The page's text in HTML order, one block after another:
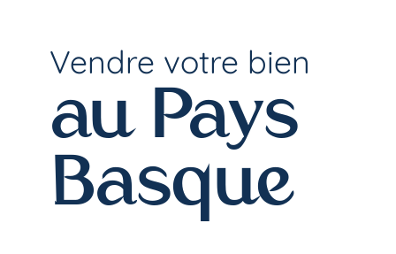
Vendre votre bien
au Pays
Basque